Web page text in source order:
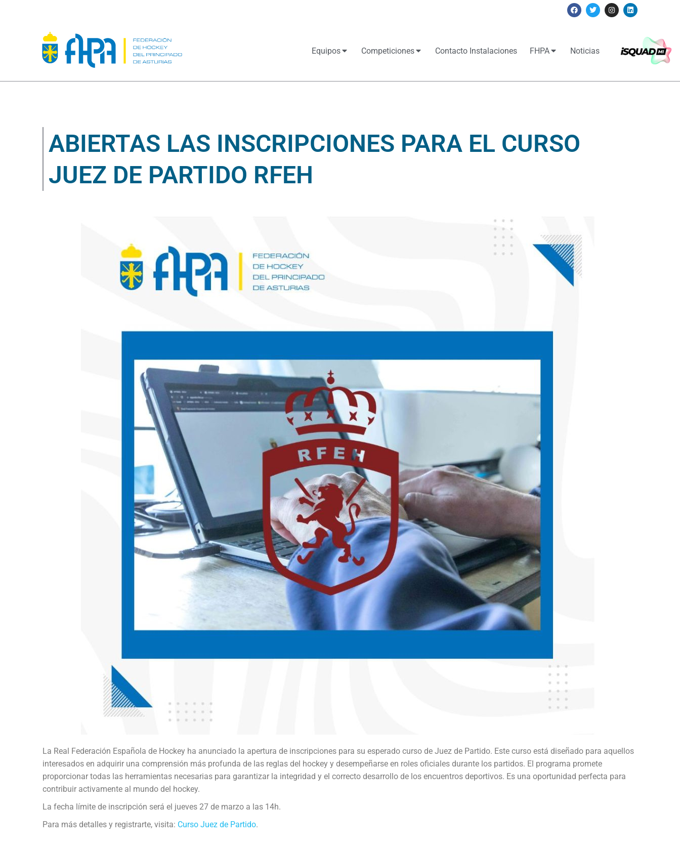
Equipos Competiciones Contacto Instalaciones FHPA Noticias
ABIERTAS LAS INSCRIPCIONES PARA EL CURSO
JUEZ DE PARTIDO RFEH
La Real Federación Española de Hockey ha anunciado la apertura de inscripciones para su esperado curso de Juez de Partido. Este curso está diseñado para aquellos
interesados en adquirir una comprensión más profunda de las reglas del hockey y desempeñarse en roles oficiales durante los partidos. El programa promete
proporcionar todas las herramientas necesarias para garantizar la integridad y el correcto desarrollo de los encuentros deportivos. Es una oportunidad perfecta para
contribuir activamente al mundo del hockey.
La fecha límite de inscripción será el jueves 27 de marzo a las 14h.
Para más detalles y registrarte, visita: Curso Juez de Partido.